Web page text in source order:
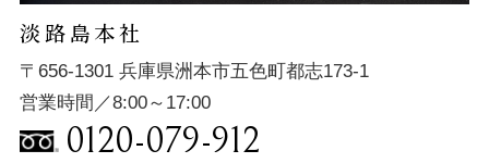
淡路島本社
〒656-1301 兵庫県洲本市五色町都志173-1
営業時間／8:00～17:00
0120-079-912